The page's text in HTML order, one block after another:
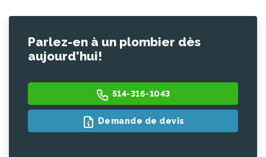
Parlez-en à un plombier dès
aujourd'hui!
514-316-1043
Demande de devis